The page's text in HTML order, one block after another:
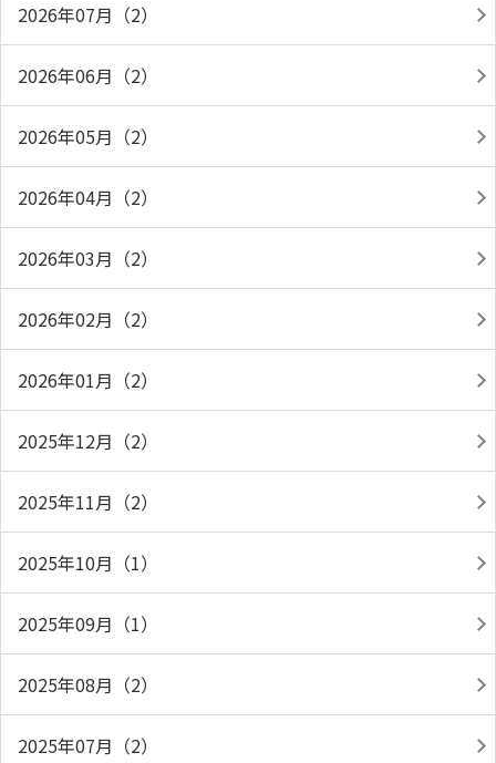
2026年07月（2）
2026年06月（2）
2026年05月（2）
2026年04月（2）
2026年03月（2）
2026年02月（2）
2026年01月（2）
2025年12月（2）
2025年11月（2）
2025年10月（1）
2025年09月（1）
2025年08月（2）
2025年07月（2）